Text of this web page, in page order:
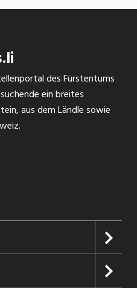
des Fürstentums
ein breites
aus dem Ländle sowie